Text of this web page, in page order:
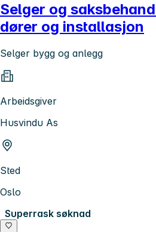
Selger og
dører og installasjon
Selger bygg og anlegg
Arbeidsgiver
Husvindu As
Sted
Oslo
Superrask søknad